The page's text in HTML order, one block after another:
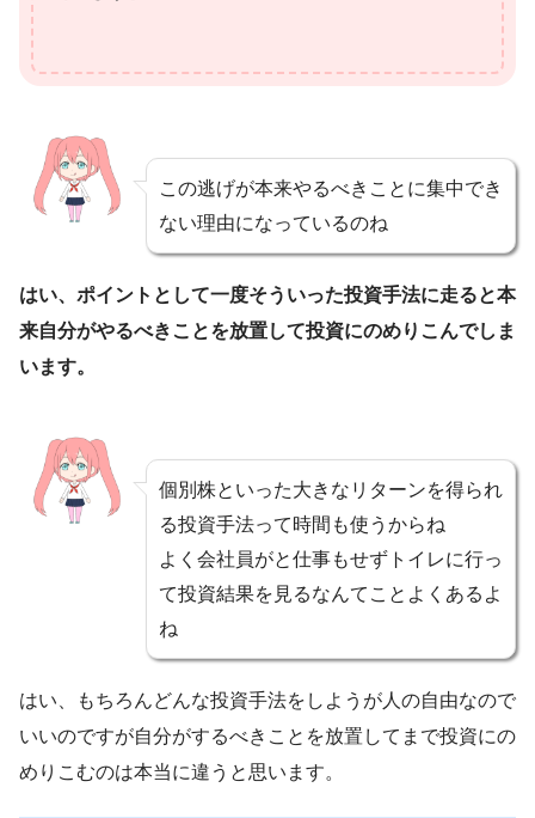
この逃げが本来やるべきことに集中でき
ない理由になっているのね
はい、ポイントとして一度そういった投資手法に走ると本
来自分がやるべきことを放置して投資にのめりこんでしま
います。
個別株といった大きなリターンを得られ
る投資手法って時間も使うからね
よく会社員がと仕事もせずトイレに行っ
て投資結果を見るなんてことよくあるよ
ね
はい、もちろんどんな投資手法をしようが人の自由なので
いいのですが自分がするべきことを放置してまで投資にの
めりこむのは本当に違うと思います。